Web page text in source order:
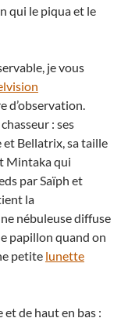
qui le piqua et le
je vous
d’observation.
: ses
et Bellatrix, sa taille
Mintaka qui
par Saïph et
la
nébuleuse diffuse
papillon quand on
petite lunette
et de haut en bas :